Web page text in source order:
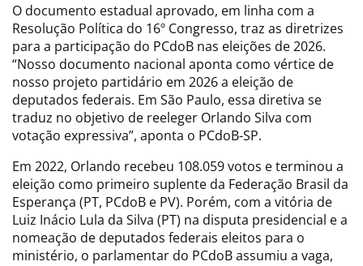
O documento estadual aprovado, em linha com a
Resolução Política do 16º Congresso, traz as diretrizes
para a participação do PCdoB nas eleições de 2026.
“Nosso documento nacional aponta como vértice de
nosso projeto partidário em 2026 a eleição de
deputados federais. Em São Paulo, essa diretiva se
traduz no objetivo de reeleger Orlando Silva com
votação expressiva”, aponta o PCdoB-SP.
Em 2022, Orlando recebeu 108.059 votos e terminou a
eleição como primeiro suplente da Federação Brasil da
Esperança (PT, PCdoB e PV). Porém, com a vitória de
Luiz Inácio Lula da Silva (PT) na disputa presidencial e a
nomeação de deputados federais eleitos para o
ministério, o parlamentar do PCdoB assumiu a vaga,